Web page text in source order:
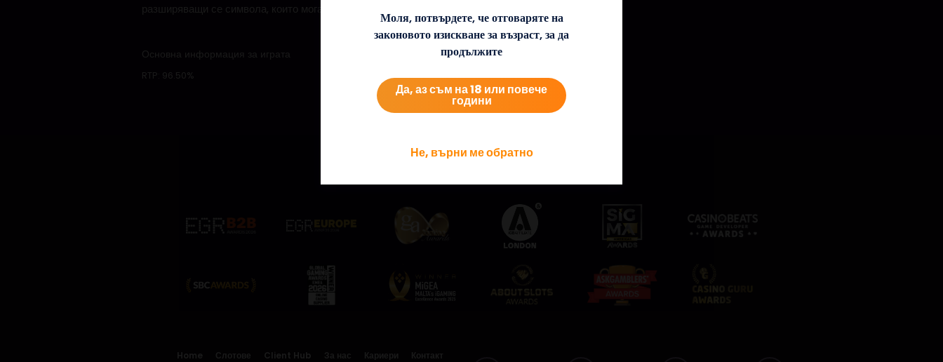
разширяващи се символа, които могат да плащат дори на несъседни позиции.
Основна информация за играта
RTP: 96.50%
Home Слотове Client Hub За нас Кариери Контакт
Моля, потвърдете, че отговаряте на
законовото изискване за възраст, за да
продължите
Да, аз съм на 18 или повече
години
Не, върни ме обратно